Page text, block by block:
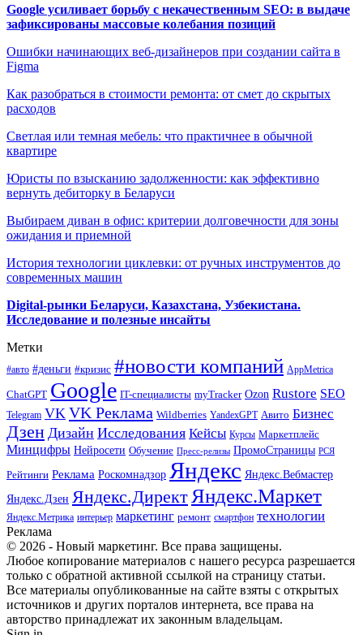
Google усиливает борьбу с некачественным SEO: в выдаче
зафиксированы массовые колебания позиций
Ошибки начинающих веб-дизайнеров при создании сайта в
Figma
Как разобраться в стоимости ремонта: от смет до скрытых
расходов
Светлая или темная мебель: что практичнее в обычной
квартире
Юристы по взысканию задолженности: как эффективно
вернуть дебиторку в Беларуси
Выбираем диван в офис: критерии долговечности для зоны
ожидания и приемной
История технологии циклевки: от ручных инструментов до
современных машин
Digital-рынки Беларуси, Казахстана, Узбекистана.
Исследование и полезные инсайты
Метки
#авто #деньги #кризис #новости компаний AppMetrica
ChatGPT Google IT-специалисты myTracker Ozon Rustore SEO
Telegram VK VK Реклама Wildberries YandexGPT Авито Бизнес
Дзен Дизайн Исследования Кейсы Курсы Маркетплейс
Минцифры Нейросети Обучение Пресс-релизы ПромоСтраницы РСЯ
Рейтинги Реклама Роскомнадзор Яндекс Яндекс.Вебмастер
Яндекс.Дзен Яндекс.ДиректЯндекс.Маркет
Яндекс.Метрика интерьер маркетинг ремонт смартфон технологии
Реклама
© 2026 - Новый маркетинг. Все права защищены.
Любое копирование материалов с нашего ресурса разрешается
только с обратной активной ссылкой на страницу статьи.
Все материалы опубликованные на сайте взяты с открытых
источников и других порталов интернета, все права на
авторство принадлежат их законным владельцам.